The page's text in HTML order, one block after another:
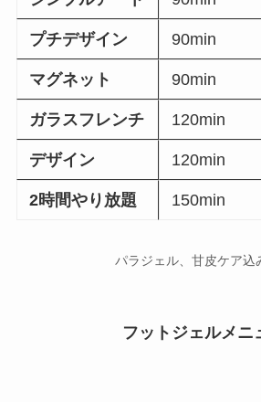
プチデザイン 90min
マグネット 90min
ガラスフレンチ 120min
デザイン 120min
2時間やり放題 150min
パラジェル、甘皮ケア込み
フットジェルメニ